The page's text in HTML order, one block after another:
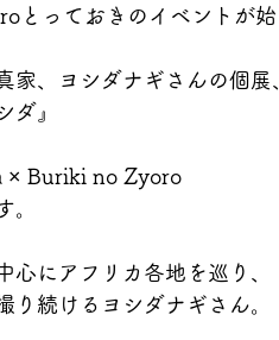
とっておきのイベントが
家、ヨシダナギさんの個展
ダ』
× Buriki no Zyoro
。
心にアフリカ各地を巡り、
り続けるヨシダナギさん。